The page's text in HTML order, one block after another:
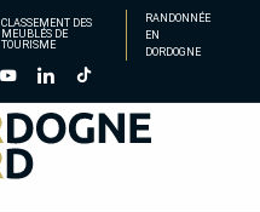
CLASSEMENT DES
MEUBLÉS DE
TOURISME
RANDONNÉE
EN
DORDOGNE